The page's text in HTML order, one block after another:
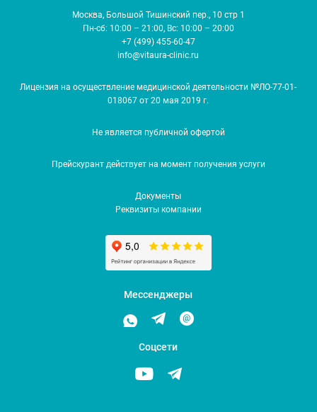
Москва, Большой Тишинский пер., 10 стр 1
Пн-сб: 10:00 – 21:00, Вс: 10:00 – 20:00
+7 (499) 455-60-47
info@vitaura-clinic.ru
Лицензия на осуществление медицинской деятельности №ЛО-77-01-
018067 от 20 мая 2019 г.
Не является публичной офертой
Прейскурант действует на момент получения услуги
Документы
Реквизиты компании
Мессенджеры
Соцсети